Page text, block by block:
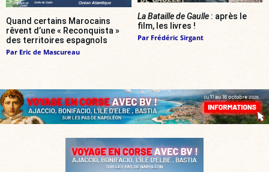
Quand certains Marocains
rêvent d’une « Reconquista »
des territoires espagnols
Par Eric de Mascureau
La Bataille de Gaulle : après le
film, les livres !
Par Frédéric Sirgant